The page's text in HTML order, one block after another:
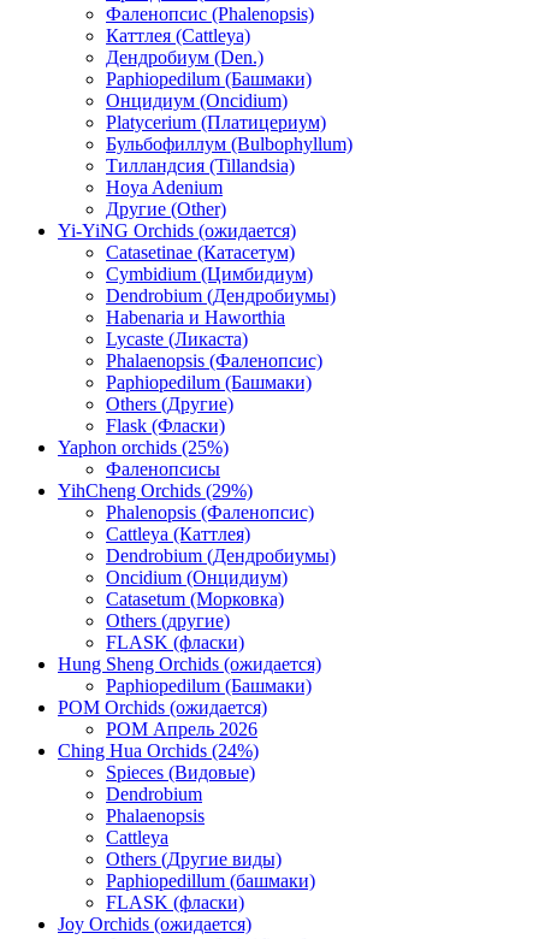
Фаленопсис (Phalenopsis)
Каттлея (Cattleya)
Дендробиум (Den.)
Paphiopedilum (Башмаки)
Онцидиум (Oncidium)
Platycerium (Платицериум)
Бульбофиллум (Bulbophyllum)
Тилландсия (Tillandsia)
Hoya Adenium
Другие (Other)
Yi-YiNG Orchids (ожидается)
Catasetinae (Катасетум)
Cymbidium (Цимбидиум)
Dendrobium (Дендробиумы)
Habenaria и Haworthia
Lycaste (Ликаста)
Phalaenopsis (Фаленопсис)
Paphiopedilum (Башмаки)
Others (Другие)
Flask (Фласки)
Yaphon orchids (25%)
Фаленопсисы
YihCheng Orchids (29%)
Phalenopsis (Фаленопсис)
Cattleya (Каттлея)
Dendrobium (Дендробиумы)
Oncidium (Онцидиум)
Catasetum (Морковка)
Others (другие)
FLASK (фласки)
Hung Sheng Orchids (ожидается)
Paphiopedilum (Башмаки)
POM Orchids (ожидается)
POM Апрель 2026
Ching Hua Orchids (24%)
Spieces (Видовые)
Dendrobium
Phalaenopsis
Cattleya
Others (Другие виды)
Paphiopedillum (башмаки)
FLASK (фласки)
Joy Orchids (ожидается)